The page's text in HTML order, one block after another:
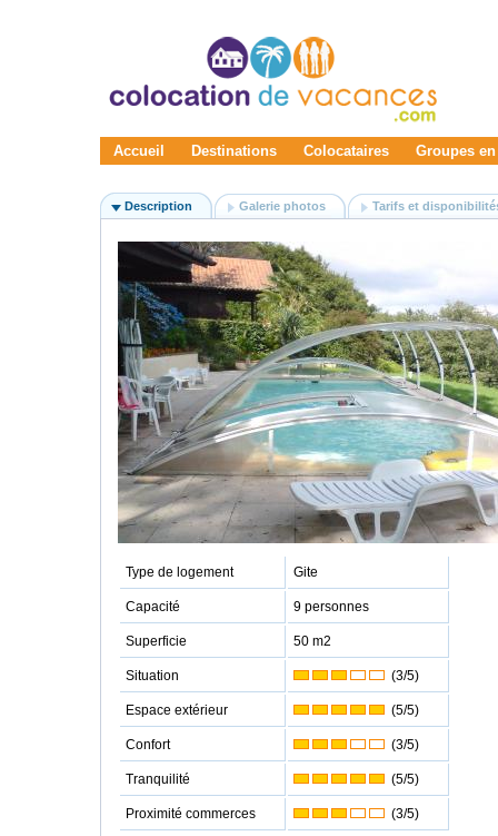
Accueil Destinations Colocataires Groupes
Description Galerie photos Tarifs et
Type de logement Gite
Capacité 9 personnes
Superficie 50 m2
Situation (3/5)
Espace extérieur (5/5)
Confort (3/5)
Tranquilité (5/5)
Proximité commerces (3/5)